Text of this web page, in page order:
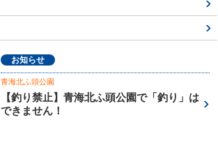
お知らせ
青海北ふ頭公園
【釣り禁止】青海北ふ頭公園で「釣り」は
できません！